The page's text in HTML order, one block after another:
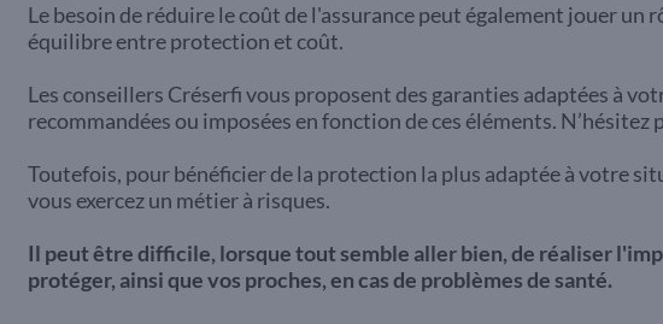
Le besoin de réduire le coût de l'assurance peut également jouer
équilibre entre protection et coût.
Les conseillers Créserfi vous proposent des garanties adaptées à
recommandées ou imposées en fonction de ces éléments.
Toutefois, pour bénéficier de la protection la plus adaptée à votre
vous exercez un métier à risques.
Il peut être difficile, lorsque tout semble aller bien, de réaliser
protéger, ainsi que vos proches, en cas de problèmes de santé.